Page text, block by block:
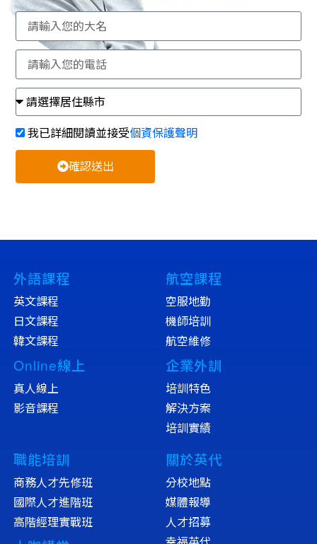
我已詳細閱讀並接受個資保護聲明
確認送出
外語課程
英文課程
日文課程
韓文課程
Online線上
真人線上
影音課程
航空課程
空服地勤
機師培訓
航空維修
企業外訓
培訓特色
解決方案
培訓實績
職能培訓
商務人才先修班
國際人才進階班
高階經理實戰班
關於英代
分校地點
媒體報導
人才招募